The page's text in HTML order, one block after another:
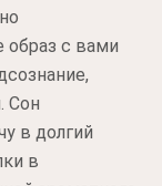
образ с вами
Сон
в долгий
в